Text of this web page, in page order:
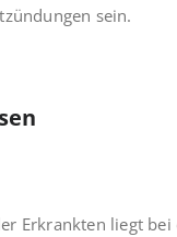
sein.
Erkrankten liegt